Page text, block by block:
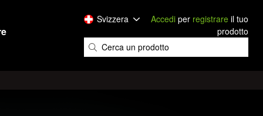
Svizzera Accedi per registrare il tuo
prodotto